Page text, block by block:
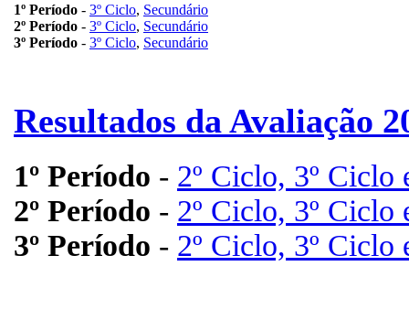
1º Período - 3º Ciclo, Secundário
2º Período - 3º Ciclo, Secundário
3º Período - 3º Ciclo, Secundário
Resultados da Avaliação
1º Período - 2º Ciclo, 3º Ciclo
2º Período - 2º Ciclo, 3º Ciclo
3º Período - 2º Ciclo, 3º Ciclo